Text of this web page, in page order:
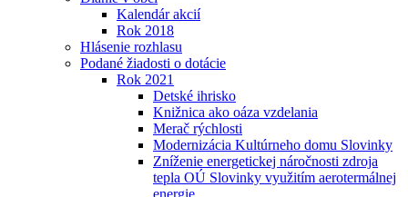
Kalendár akcií
Rok 2018
Hlásenie rozhlasu
Podané žiadosti o dotácie
Rok 2021
Detské ihrisko
Knižnica ako oáza vzdelania
Merač rýchlosti
Modernizácia Kultúrneho domu Slovinky
Zníženie energetickej náročnosti zdroja
tepla OÚ Slovinky využitím aerotermálnej
energie